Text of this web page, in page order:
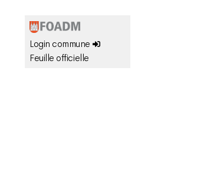
Login commune
Feuille officielle